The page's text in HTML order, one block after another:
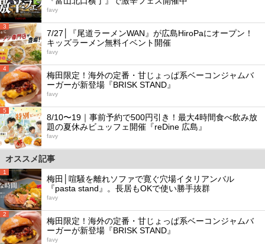
favy
3
7/27│『尾道ラーメンWAN』が広島HiroPaにオープン！
キッズラーメン無料イベント開催
favy
4
梅田限定！海外の定番・甘じょっぱ系ベーコンジャムバ
ーガーが新登場『BRISK STAND』
favy
5
8/10〜19｜事前予約で500円引き！最大4時間食べ飲み放
題の夏休みビュッフェ開催『reDine 広島』
favy
オススメ記事
1
梅田│喧騒を離れソファで寛ぐ穴場イタリアンバル
『pasta stand』。長居もOKで使い勝手抜群
favy
2
梅田限定！海外の定番・甘じょっぱ系ベーコンジャムバ
ーガーが新登場『BRISK STAND』
favy